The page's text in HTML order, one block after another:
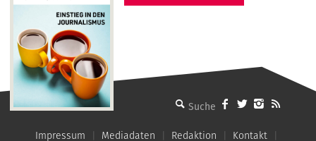
MMM - Menschen machen Medien
Impressum Mediadaten Redaktion Kontakt